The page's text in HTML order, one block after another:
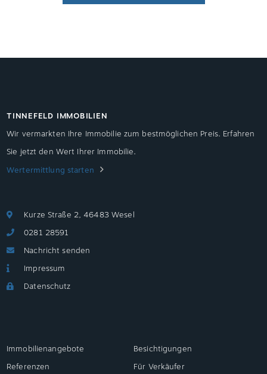
TINNEFELD IMMOBILIEN
Wir vermarkten Ihre Immobilie zum bestmöglichen Preis. Erfahren
Sie jetzt den Wert Ihrer Immobilie.
Wertermittlung starten
Kurze Straße 2, 46483 Wesel
0281 28591
Nachricht senden
Impressum
Datenschutz
Immobilienangebote
Besichtigungen
Referenzen
Für Verkäufer